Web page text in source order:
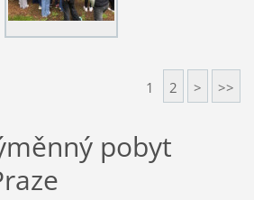
1 2 > >>
pobyt